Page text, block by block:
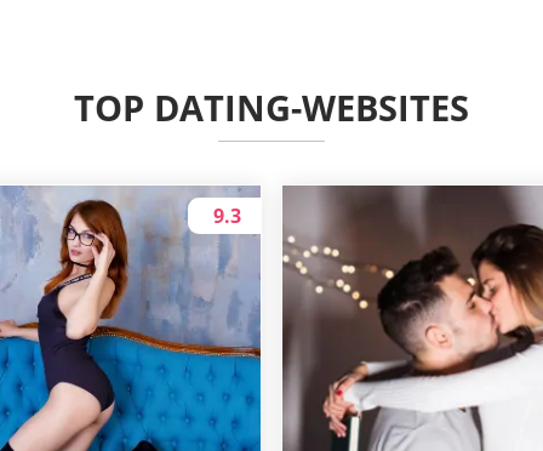
TOP DATING-WEBSITES
9.3